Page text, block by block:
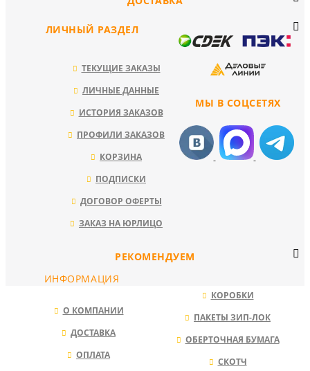
МЫ В СОЦСЕТЯХ
ЛИЧНЫЙ РАЗДЕЛ
ТЕКУЩИЕ ЗАКАЗЫ
ЛИЧНЫЕ ДАННЫЕ
ИСТОРИЯ ЗАКАЗОВ
ПРОФИЛИ ЗАКАЗОВ
КОРЗИНА
ПОДПИСКИ
ДОГОВОР ОФЕРТЫ
ЗАКАЗ НА ЮРЛИЦО
РЕКОМЕНДУЕМ
КОРОБКИ
ПАКЕТЫ ЗИП-ЛОК
ОБЕРТОЧНАЯ БУМАГА
СКОТЧ
ИНФОРМАЦИЯ
О КОМПАНИИ
ДОСТАВКА
ОПЛАТА